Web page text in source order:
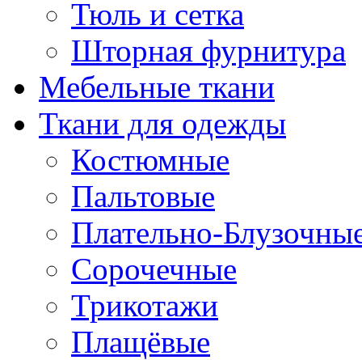
Тюль и сетка
Шторная фурнитура
Мебельные ткани
Ткани для одежды
Костюмные
Пальтовые
Плательно-
Сорочечные
Трикотажи
Плащёвые